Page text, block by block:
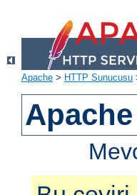
Apache > HTTP Sunucusu